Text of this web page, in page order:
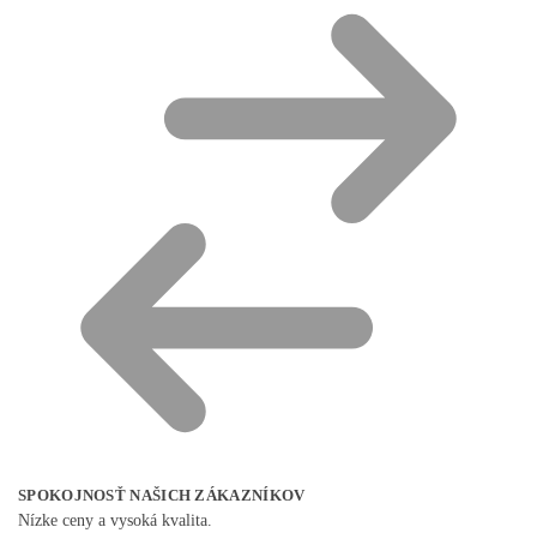
SPOKOJNOSŤ NAŠICH ZÁKAZNÍKOV
Nízke ceny a vysoká kvalita.